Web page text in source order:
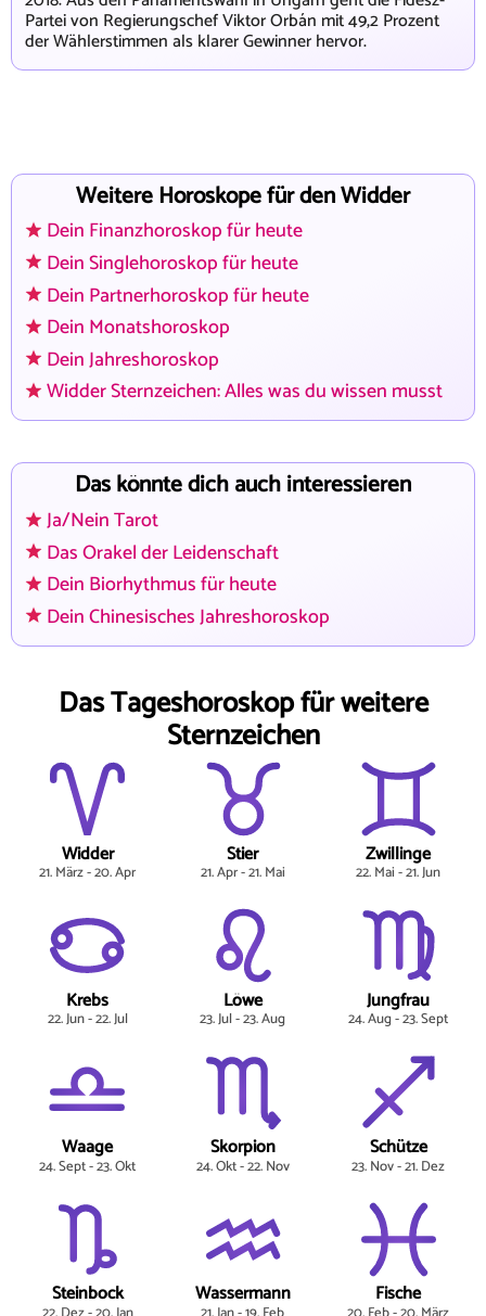
Partei von Regierungschef Viktor Orbán mit 49,2 Prozent
der Wählerstimmen als klarer Gewinner hervor.
Weitere Horoskope für den Widder
Dein Finanzhoroskop für heute
Dein Singlehoroskop für heute
Dein Partnerhoroskop für heute
Dein Monatshoroskop
Dein Jahreshoroskop
Widder Sternzeichen: Alles was du wissen musst
Das könnte dich auch interessieren
Ja/Nein Tarot
Das Orakel der Leidenschaft
Dein Biorhythmus für heute
Dein Chinesisches Jahreshoroskop
Das Tageshoroskop für weitere
Sternzeichen
Widder
21. März - 20. Apr
Stier
21. Apr - 21. Mai
Zwillinge
22. Mai - 21. Jun
Krebs
22. Jun - 22. Jul
Löwe
23. Jul - 23. Aug
Jungfrau
24. Aug - 23. Sept
Waage
24. Sept - 23. Okt
Skorpion
24. Okt - 22. Nov
Schütze
23. Nov - 21. Dez
Steinbock Wassermann Fische